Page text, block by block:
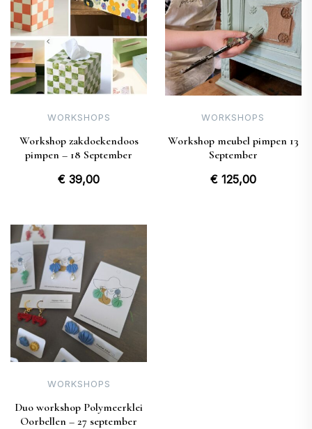
WORKSHOPS
Workshop zakdoekendoos
pimpen – 18 September
€ 39,00
WORKSHOPS
Workshop meubel pimpen 13
September
€125,00
WORKSHOPS
Duo workshop Polymeerklei
Oorbellen – 27 september